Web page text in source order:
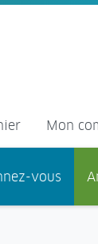
Mon
vous